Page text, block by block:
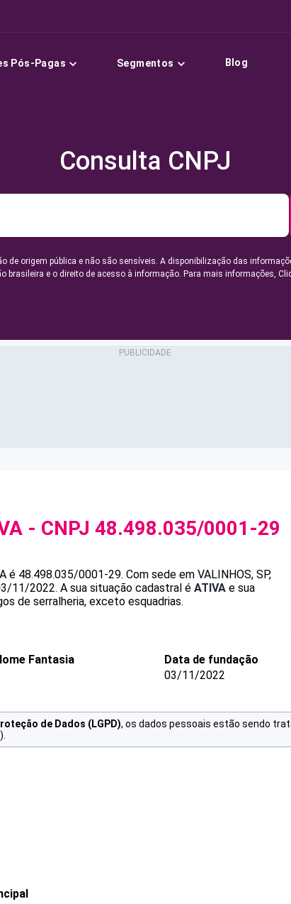
Pós-Pagas Segmentos Blog
Consulta CNPJ
de origem pública e não são sensíveis. A disponibilização das
brasileira e o direito de acesso à informação. Para mais informações,
- CNPJ 48.498.035/0001-29
é 48.498.035/0001-29. Com sede em VALINHOS, SP,
11/2022. A sua situação cadastral é ATIVA e sua
de serralheria, exceto esquadrias.
Fantasia
Data de fundação
03/11/2022
de Dados (LGPD), os dados pessoais estão sendo